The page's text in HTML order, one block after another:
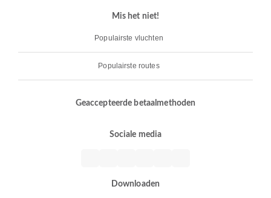
Mis het niet!
Populairste vluchten
Populairste routes
Geaccepteerde betaalmethoden
Sociale media
Downloaden